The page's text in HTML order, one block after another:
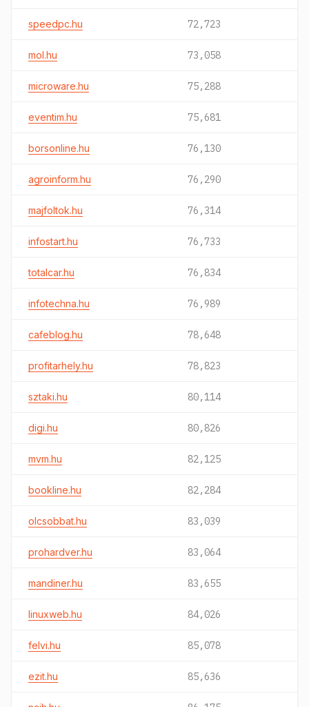
speedpc.hu 72,723
mol.hu 73,058
microware.hu 75,288
eventim.hu 75,681
borsonline.hu 76,130
agroinform.hu 76,290
majfoltok.hu 76,314
infostart.hu 76,733
totalcar.hu 76,834
infotechna.hu 76,989
cafeblog.hu 78,648
profitarhely.hu 78,823
sztaki.hu 80,114
digi.hu 80,826
mvm.hu 82,125
bookline.hu 82,284
olcsobbat.hu 83,039
prohardver.hu 83,064
mandiner.hu 83,655
linuxweb.hu 84,026
felvi.hu 85,078
ezit.hu 85,636